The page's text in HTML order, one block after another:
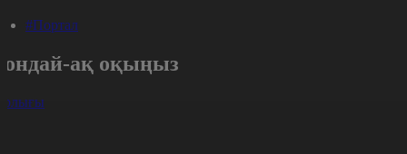
#Портал
ақ оқыңыз